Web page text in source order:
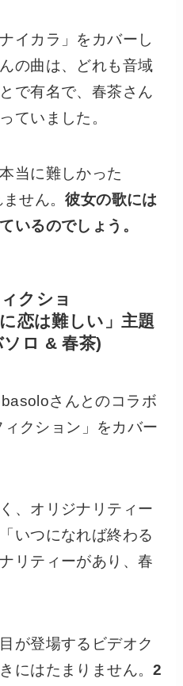
イカラ」をカバーし
の曲は、どれも音域
で有名で、春茶さん
ていました。
当に難しかった
せん。彼女の歌には
いるのでしょう。
クショ
恋は難しい」主題
ロ & 春茶)
さんとのコラボ
クション」をカバー
、オリジナリティー
いつになれば終わる
リティーがあり、春
が登場するビデオク
にはたまりません。2